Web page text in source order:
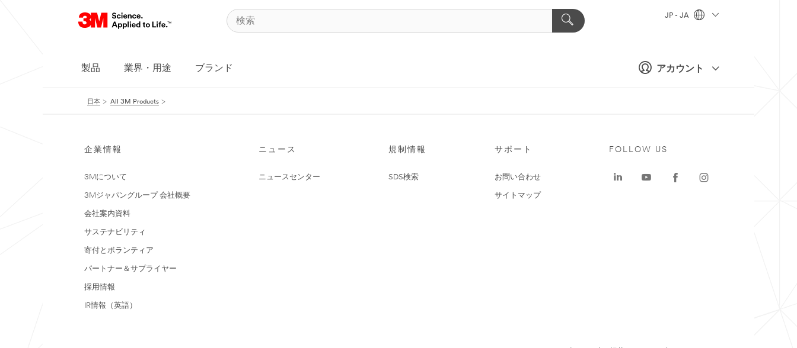
アカウント
JP - JA
製品 業界・用途 ブランド
日本 All 3M Products
企業情報
3Mについて
3Mジャパングループ 会社概要
会社案内資料
サステナビリティ
寄付とボランティア
パートナー＆サプライヤー
採用情報
IR情報（英語）
ニュース
ニュースセンター
規制情報
SDS検索
サポート
お問い合わせ
サイトマップ
FOLLOW US